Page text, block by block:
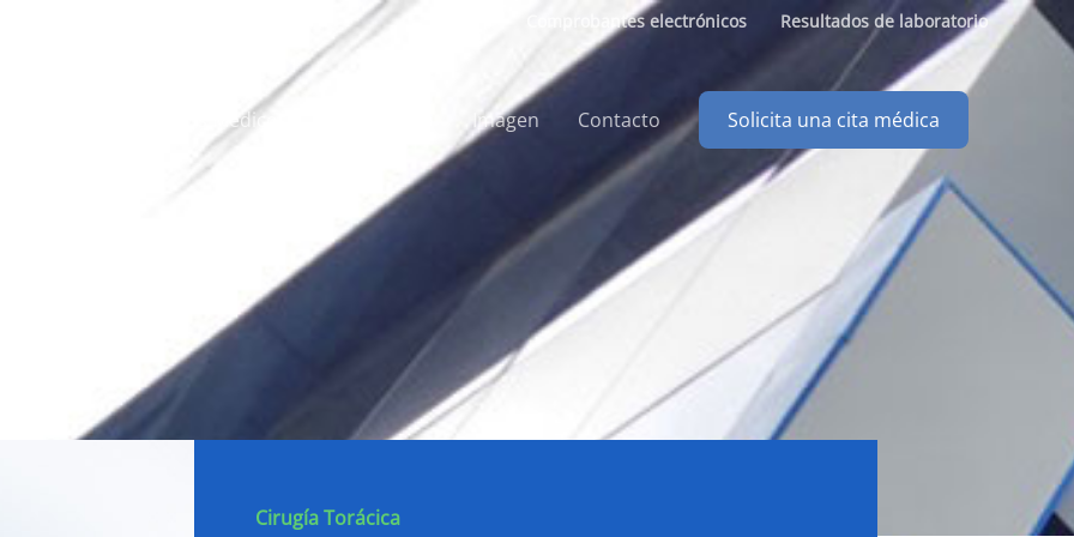
Comprobantes electrónicos Resultados de laboratorio
Nuestros Médicos Imagen Contacto Solicita una cita médica
Cirugía Torácica